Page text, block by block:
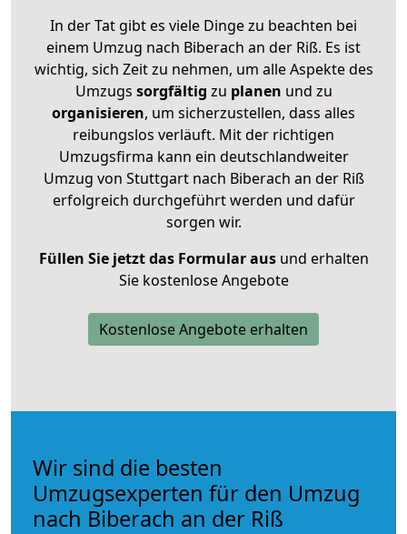
In der Tat gibt es viele Dinge zu beachten bei
einem Umzug nach Biberach an der Riß. Es ist
wichtig, sich Zeit zu nehmen, um alle Aspekte des
Umzugs sorgfältig zu planen und zu
organisieren, um sicherzustellen, dass alles
reibungslos verläuft. Mit der richtigen
Umzugsfirma kann ein deutschlandweiter
Umzug von Stuttgart nach Biberach an der Riß
erfolgreich durchgeführt werden und dafür
sorgen wir.
Füllen Sie jetzt das Formular ausund erhalten
Sie kostenlose Angebote
Kostenlose Angebote erhalten
Wir sind die besten
Umzugsexperten für den Umzug
nach Biberach an der Riß